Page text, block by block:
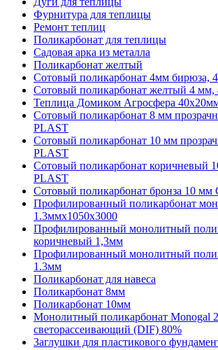
Фурнитура для теплицы
Ремонт теплиц
Поликарбонат для теплицы
Садовая арка из металла
Поликарбонат желтый
Сотовый поликарбонат 4мм бирюза,
Сотовый поликарбонат желтый 4 мм,
Теплица Домиком Агросфера
Сотовый поликарбонат 8 мм
PLAST
Сотовый поликарбонат 10 мм
PLAST
Сотовый поликарбонат коричневый
PLAST
Сотовый поликарбонат бронза 10
Профилированный поликарбонат
1.3ммх1050х3000
Профилированный монолитный
коричневый 1,3мм
Профилированный монолитный
1.3мм
Поликарбонат для навеса
Поликарбонат 8мм
Поликарбонат 10мм
Монолитный поликарбонат Monogal
светорассеивающий (DIF) 80%
Заглушки для пластикового